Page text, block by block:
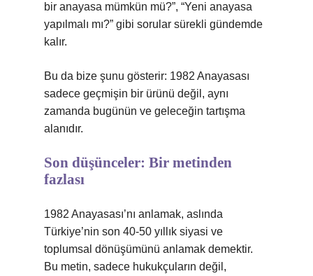
bir anayasa mümkün mü?”, “Yeni anayasa
yapılmalı mı?” gibi sorular sürekli gündemde
kalır.
Bu da bize şunu gösterir: 1982 Anayasası
sadece geçmişin bir ürünü değil, aynı
zamanda bugünün ve geleceğin tartışma
alanıdır.
Son düşünceler: Bir metinden
fazlası
1982 Anayasası’nı anlamak, aslında
Türkiye’nin son 40-50 yıllık siyasi ve
toplumsal dönüşümünü anlamak demektir.
Bu metin, sadece hukukçuların değil,